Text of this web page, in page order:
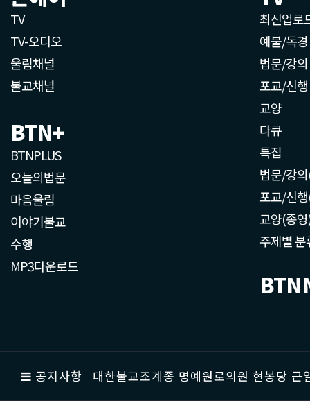
TV
TV-오디오
울림채널
불교채널
BTN+
BTNPLUS
오늘의법문
마음울림
이야기불교
수행
MP3다운로드
최신업로
예불/독경
법문/강의
포교/신행
교양
다큐
특집
법문/강
포교/신
교양(종
주제별 분
공지사항 대한불교조계종 명예원로의원 현봉당